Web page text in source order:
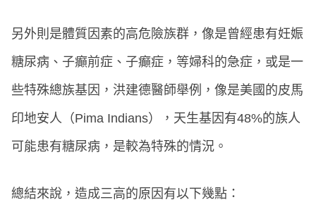
另外則是體質因素的高危險族群，像是曾經患有妊娠
糖尿病、子癲前症、子癲症，等婦科的急症，或是一
些特殊總族基因，洪建德醫師舉例，像是美國的皮馬
印地安人（Pima Indians），天生基因有48%的族人
可能患有糖尿病，是較為特殊的情況。
總結來說，造成三高的原因有以下幾點：